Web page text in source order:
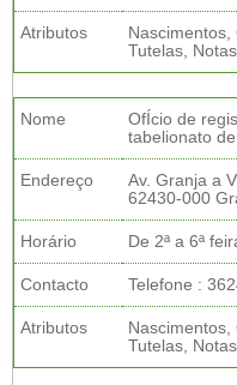
Atributos
Nascimentos,
Tutelas, Notas
Nome
OfÍcio de
tabelionato
Endereço
Av. Granja a
62430-000
Horário De 2ª a 6ª
Contacto Telefone :
Atributos
Nascimentos,
Tutelas,